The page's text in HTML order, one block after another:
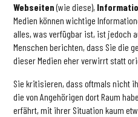
Webseiten(wie diese),
Medien können wichtige
alles, was verfügbar ist, ist jedoch
Menschen berichten, dass Sie die
dieser Medien eher verwirrt statt
Sie kritisieren, dass oftmals nicht
die von Angehörigen dort Raum
erfährt, mit ihrer Situation kaum